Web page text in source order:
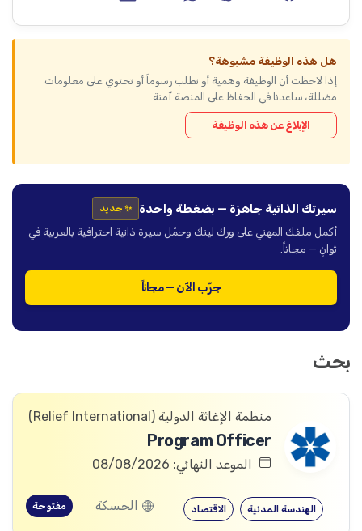
هل هذه الوظيفة مشبوهة؟
إذا لاحظت أن الوظيفة وهمية أو تطلب رسوماً أو تحتوي على معلومات
مضللة، ساعدنا في الحفاظ على المنصة آمنة.
الإبلاغ عن هذه الوظيفة
سيرتك الذاتية جاهزة — بضغطة واحدة ✨ جديد
أكمل ملفك المهني على ورك لينك وحمّل سيرة ذاتية احترافية بالعربية في
ثوانٍ — مجاناً.
جرّب الآن — مجاناً
بحث
منظمة الإغاثة الدولیة (Relief International)
Program Officer
الموعد النهائي: 08/08/2026
الاقتصاد الهندسة المدنية الحسكة مفتوحة